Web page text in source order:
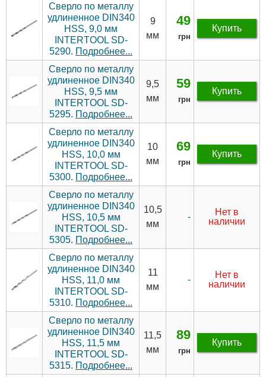
Сверло по металлу
удлиненное DIN340
HSS, 9,0 мм
INTERTOOL SD-
5290. Подробнее...
9
мм
49
грн
Купить
Сверло по металлу
удлиненное DIN340
HSS, 9,5 мм
INTERTOOL SD-
5295. Подробнее...
9,5
мм
59
грн
Купить
Сверло по металлу
удлиненное DIN340
HSS, 10,0 мм
INTERTOOL SD-
5300. Подробнее...
10
мм
69
грн
Купить
Сверло по металлу
удлиненное DIN340
HSS, 10,5 мм
INTERTOOL SD-
5305. Подробнее...
10,5
мм
-
Нет в
наличии
Сверло по металлу
удлиненное DIN340
HSS, 11,0 мм
INTERTOOL SD-
5310. Подробнее...
11
мм
-
Нет в
наличии
Сверло по металлу
удлиненное DIN340
HSS, 11,5 мм
INTERTOOL SD-
5315. Подробнее...
11,5
мм
89
грн
Купить